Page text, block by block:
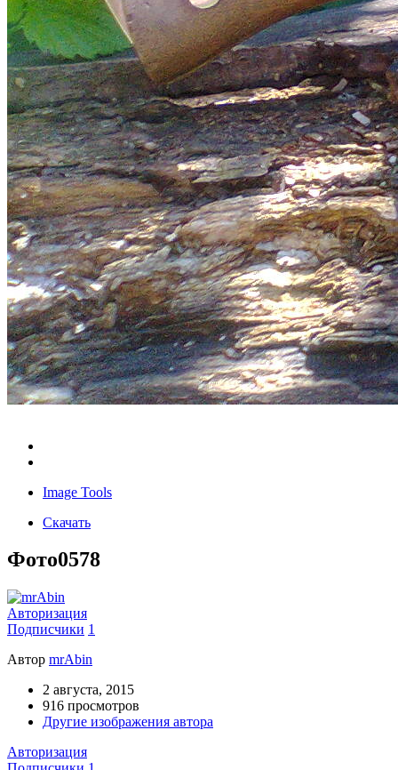
Image Tools
Скачать
Фото0578
Авторизация
Подписчики 1
Автор mrAbin
2 августа, 2015
916 просмотров
Другие изображения автора
Авторизация